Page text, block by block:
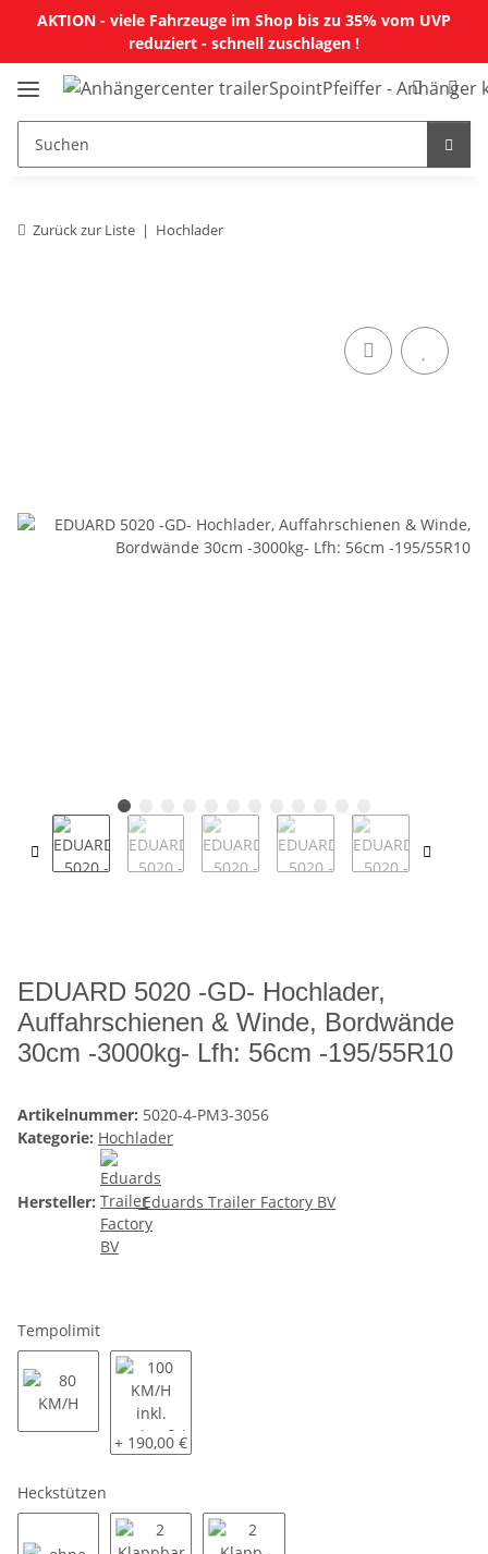
AKTION - viele Fahrzeuge im Shop bis zu 35% vom UVP
reduziert - schnell zuschlagen !
Zurück zur Liste Hochlader
EDUARD 5020 -GD- Hochlader,
Auffahrschienen & Winde, Bordwände
30cm -3000kg- Lfh: 56cm -195/55R10
Artikelnummer: 5020-4-PM3-3056
Kategorie: Hochlader
Hersteller: Eduards Trailer Factory BV
Tempolimit
80 KM/H100 KM/H inkl. Radstoßdämpfer und COC Eintrag
+ 190,00 €
Heckstützen